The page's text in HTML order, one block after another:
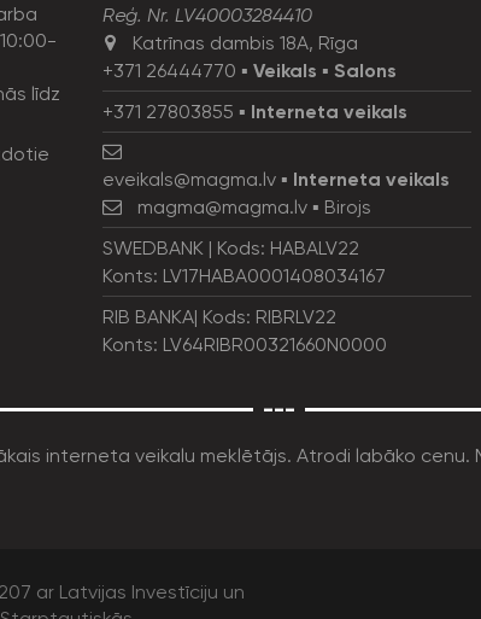
līdz
Reģ. Nr. LV40003284410
Katrīnas dambis 18A, Rīga
+371 26444770 ▪ Veikals ▪ Salons
+371 27803855 ▪ Interneta veikals
eveikals@magma.lv ▪ Interneta veikals
magma@magma.lv▪ Birojs
SWEDBANK | Kods: HABALV22
Konts: LV17HABA0001408034167
RIB BANKA| Kods: RIBRLV22
Konts: LV64RIBR00321660N0000
---
ar Latvijas Investīciju un